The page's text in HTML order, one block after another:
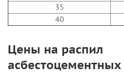
35
40
Цены на распил
асбестоцементных